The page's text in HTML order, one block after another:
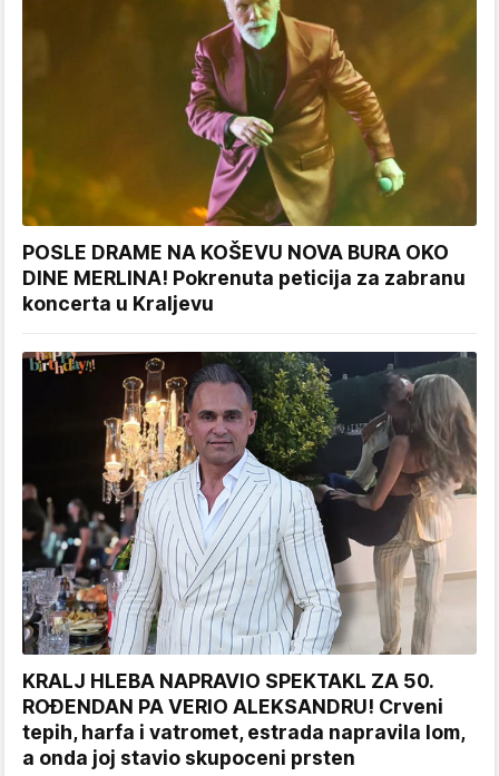
POSLE DRAME NA KOŠEVU NOVA BURA OKO
DINE MERLINA! Pokrenuta peticija za zabranu
koncerta u Kraljevu
KRALJ HLEBA NAPRAVIO SPEKTAKL ZA 50.
ROĐENDAN PA VERIO ALEKSANDRU! Crveni
tepih, harfa i vatromet, estrada napravila lom,
a onda joj stavio skupoceni prsten